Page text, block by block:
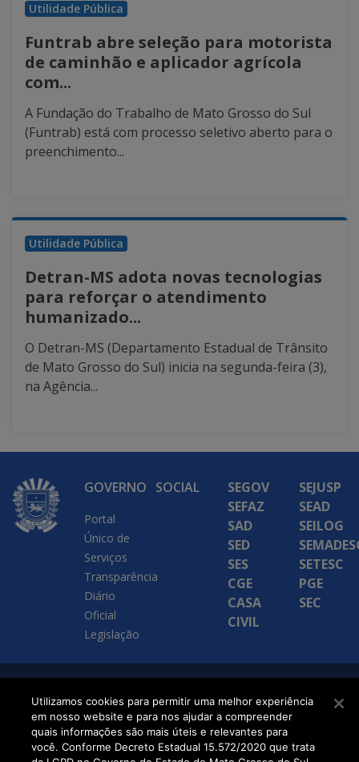
Utilidade Pública
Funtrab abre seleção para motorista
de caminhão e aplicador agrícola
com...
A Fundação do Trabalho de Mato Grosso do Sul
(Funtrab) está com processo seletivo aberto para o
preenchimento...
Utilidade Pública
Detran-MS adota novas tecnologias
para reforçar o atendimento
humanizado...
O Detran-MS (Departamento Estadual de Trânsito
de Mato Grosso do Sul) inicia na segunda-feira (3),
na Agência...
GOVERNO
Portal
Único de
Serviços
Transparência
Diário
Oficial
Legislação
SOCIAL
SEGOV
SEFAZ
SAD
SED
SES
CGE
CASA
CIVIL
SEJUSP
SEAD
SEILOG
SETESC
PGE
SEC
SETDIG | Secretaria-
Executiva de
Transformação Digital
Utilizamos cookies para permitir uma melhor experiência
em nosso website e para nos ajudar a compreender
quais informações são mais úteis e relevantes para
você. Conforme Decreto Estadual 15.572/2020 que trata